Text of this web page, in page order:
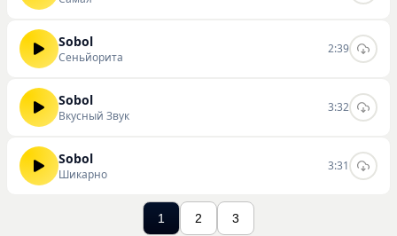
Sobol
Сеньйорита
2:39
Sobol
Вкусный Звук
3:32
Sobol
Шикарно
3:31
1 2 3